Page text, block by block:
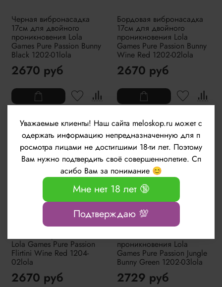
Черная вибронасадка
17см для двойного
проникновения Lola
Games Pure Passion Bunny
Black 1202-01lola
2670 руб
Бордовая вибронасадка
17см для двойного
проникновения Lola
Games Pure Passion Bunny
Wine Red 1202-02lola
2670 руб
Товар для взрослых 🔞
Вибронасадка 15,9см для
Lola Games Pure Passion
Flirtini Wine Red 1204-
02lola
2670 руб
Товар для взрослых 🔞
Зеленая вибронасадка
проникновения Lola
Games Pure Passion Jungle
Bunny Green 1202-03lola
2729 руб
Уважаемые клиенты! Наш сайта meloskop.ru может с
одержать информацию непредназначенную для п
росмотра лицами не достигшими 18-ти лет. Поэтому
Вам нужно подтвердить своё совершеннолетие. Сп
асибо Вам за понимание 😊
Мне нет 18 лет 🔞
Подтверждаю 💯